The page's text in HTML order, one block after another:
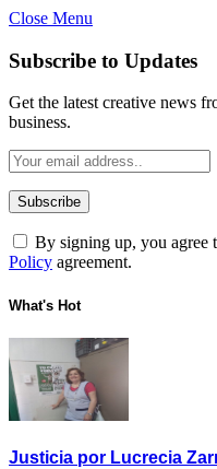
Close Menu
Subscribe to Updates
Get the latest creative news
business.
By signing up, you agree
Policy agreement.
What's Hot
Justicia por Lucrecia